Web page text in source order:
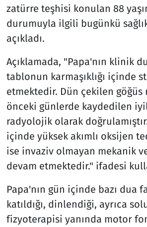
zatürre teşhisi konulan 88
durumuyla ilgili bugünkü
açıkladı.
Açıklamada, "Papa'nın klinik
tablonun karmaşıklığı içinde
etmektedir. Dün çekilen göğüs
önceki günlerde kaydedilen
radyolojik olarak
içinde yüksek akımlı oksijen
ise invaziv olmayan mekanik
devam etmektedir." ifadesi
Papa'nın gün içinde bazı dua
katıldığı, dinlendiği, ayrıca
fizyoterapisi yanında motor